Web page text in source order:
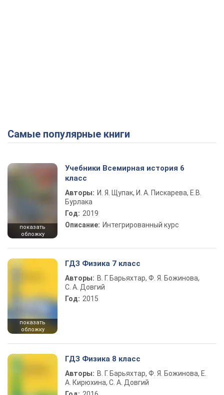
Самые популярные книги
показать
обложку
Учебники Всемирная история 6
класс
Авторы: И. Я. Щупак, И. А. Пискарева, Е.В.
Бурлака
Год: 2019
Описание: Интегрированный курс
показать
обложку
ГДЗ Физика 7 класс
Авторы: В. Г. Барьяхтар, Ф. Я. Божинова,
С. А. Довгий
Год: 2015
ГДЗ Физика 8 класс
Авторы: В. Г. Барьяхтар, Ф. Я. Божинова, Е.
А. Кирюхина, С. А. Довгий